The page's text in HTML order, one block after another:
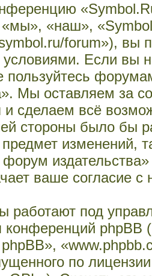
«наш»,
forum»), вы
Если вы
пользуйтесь
Мы оставляем за
сделаем всё
стороны было бы
предмет изменений,
ваше согласие с
под
конференций
по